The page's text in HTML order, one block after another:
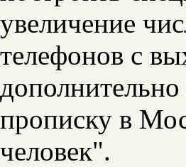
увеличение
телефонов с
прописку в
человек".